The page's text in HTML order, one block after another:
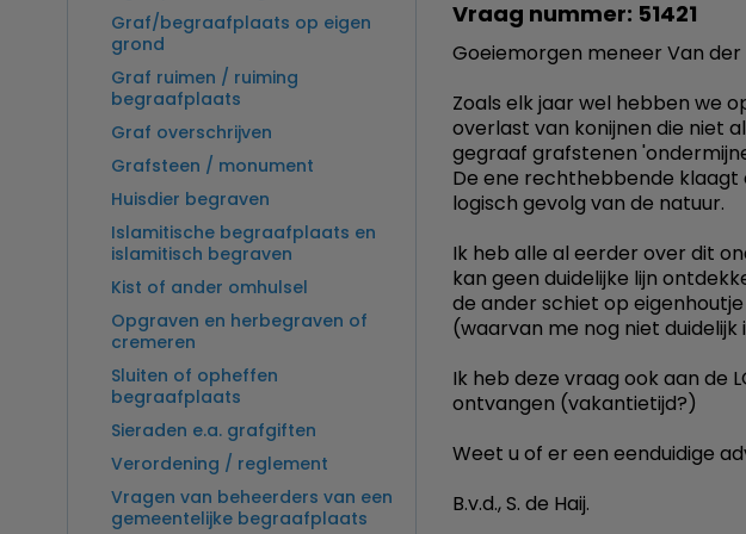
Graf/begraafplaats op eigen
grond
Graf ruimen / ruiming
begraafplaats
Graf overschrijven
Grafsteen / monument
Huisdier begraven
Islamitische begraafplaats en
islamitisch begraven
Kist of ander omhulsel
Opgraven en herbegraven of
cremeren
Sluiten of opheffen
begraafplaats
Sieraden e.a. grafgiften
Verordening / reglement
Vragen van beheerders van een
gemeentelijke begraafplaats
Vraag nummer: 51421
Goeiemorgen meneer Van der
Zoals elk jaar wel hebben we
overlast van konijnen die niet
gegraaf grafstenen
De ene rechthebbende
logisch gevolg van de natuur.
Ik heb alle al eerder over dit
kan geen duidelijke lijn
de ander schiet op
(waarvan me nog niet duidelijk
Ik heb deze vraag ook aan de
ontvangen (vakantietijd?)
Weet u of er een eenduidige
B.v.d., S. de Haij.